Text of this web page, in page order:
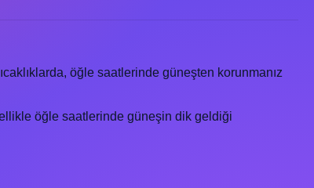
öğle saatlerinde güneşten korunmanız
öğle saatlerinde güneşin dik geldiği